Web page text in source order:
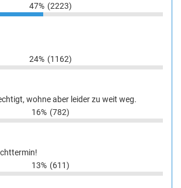
47% (2223)
24% (1162)
wohne aber leider zu weit weg.
16% (782)
13% (611)